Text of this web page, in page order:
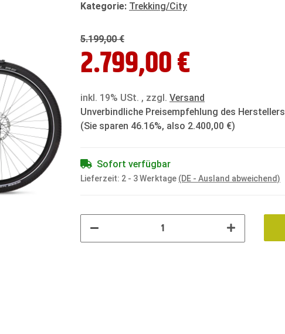
Kategorie: Trekking/City
5.199,00 €
2.799,00 €
inkl. 19% USt. , zzgl. Versand
Unverbindliche Preisempfehlung des Herstellers
(Sie sparen 46.16%, also 2.400,00 €)
Sofort verfügbar
Lieferzeit: 2 - 3 Werktage (DE - Ausland abweichend)